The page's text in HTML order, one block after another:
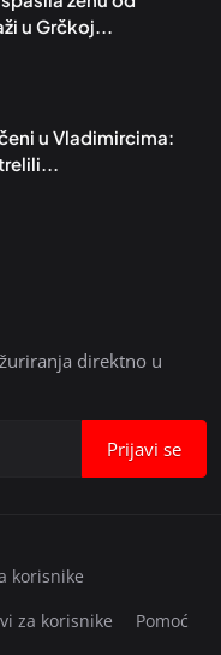
u Grčkoj...
u Vladimircima:
direktno u
Prijavi se
korisnike
za korisnike
Pomoć